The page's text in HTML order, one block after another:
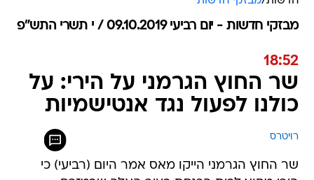
מבזקי חדשות - יום רביעי 09.10.2019 / י תשרי התש"פ
18:52
שר החוץ הגרמני על הירי: על
כולנו לפעול נגד אנטישמיות
רויטרס
שר החוץ הגרמני הייקו מאס אמר היום (רביעי) כי